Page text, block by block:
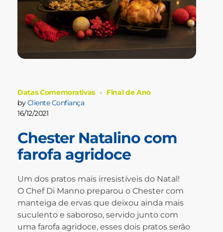
Chester Natalino com
farofa agridoce
16/12/2021
by Cliente Confiança
Datas Comemorativas Final de Ano
Um dos pratos mais irresistíveis do Natal!
O Chef Di Manno preparou o Chester com
manteiga de ervas que deixou ainda mais
suculento e saboroso, servido junto com
uma farofa agridoce, esses dois pratos serão